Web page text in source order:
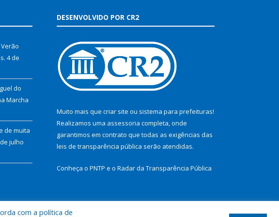
4 de
do
Marcha
de muita
julho
DESENVOLVIDO POR CR2
Muito mais que criar site ou sistema para prefeituras!
Realizamos uma assessoria completa, onde
garantimos em contrato que todas as exigências das
leis de transparência pública serão atendidas.
Conheça o PNTP e o Radar da Transparência Pública
com a política de